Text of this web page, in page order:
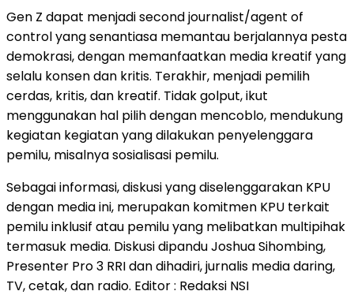
Gen Z dapat menjadi second journalist/agent of
control yang senantiasa memantau berjalannya pesta
demokrasi, dengan memanfaatkan media kreatif yang
selalu konsen dan kritis. Terakhir, menjadi pemilih
cerdas, kritis, dan kreatif. Tidak golput, ikut
menggunakan hal pilih dengan mencoblo, mendukung
kegiatan kegiatan yang dilakukan penyelenggara
pemilu, misalnya sosialisasi pemilu.
Sebagai informasi, diskusi yang diselenggarakan KPU
dengan media ini, merupakan komitmen KPU terkait
pemilu inklusif atau pemilu yang melibatkan multipihak
termasuk media. Diskusi dipandu Joshua Sihombing,
Presenter Pro 3 RRI dan dihadiri, jurnalis media daring,
TV, cetak, dan radio. Editor : Redaksi NSI